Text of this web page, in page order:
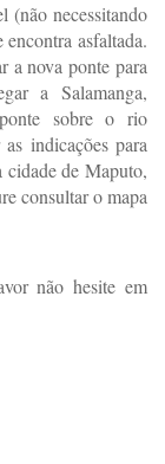
(não necessitando
asfaltada.
a nova ponte para
a Salamanga,
ponte sobre o rio
indicações para
cidade de Maputo,
consultar o mapa
não hesite em